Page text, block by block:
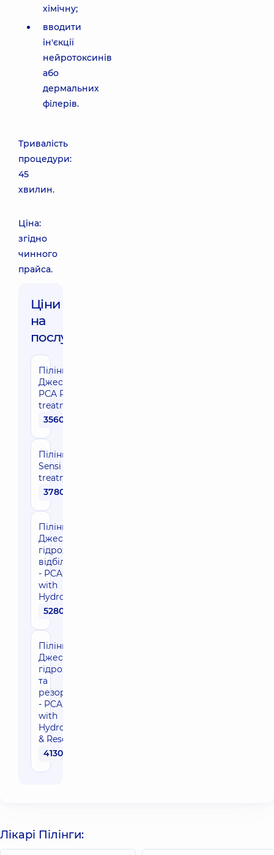
хімічну;
вводити
ін'єкції
нейротоксинів
або
дермальних
філерів.
Тривалість
процедури:
45
хвилин.
Ціна:
згідно
чинного
прайса.
Ціни
на
послуги:
Пілінг
Джесснера
PCA Peel®
treatment
3560 грн
Пілінг
Sensi Peel
treatment
3780 грн
Пілінг
Джесснера з
гідрохіноном
відбілюючий
- PCA Peel®
with
Hydroquinone
5280 грн
Пілінг
Джесснера з
гідрохіноном
та
резорцином
- PCA Peel®
with
Hydroquinone
& Resorcinol
4130 грн
Лікарі Пілінги: